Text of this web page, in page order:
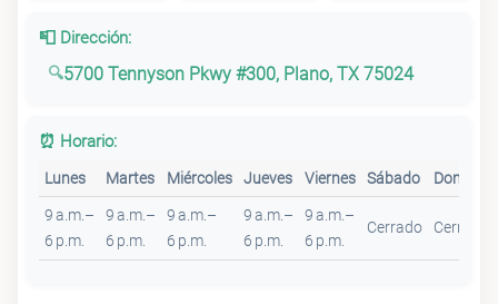
📮 Dirección:
5700 Tennyson Pkwy #300, Plano, TX 75024
⏰ Horario:
Lunes Martes Miércoles Jueves Viernes Sábado Domingo
9 a.m.–
6 p.m.
9 a.m.–
6 p.m.
9 a.m.–
6 p.m.
9 a.m.–
6 p.m.
9 a.m.–
6 p.m.
Cerrado Cerrado